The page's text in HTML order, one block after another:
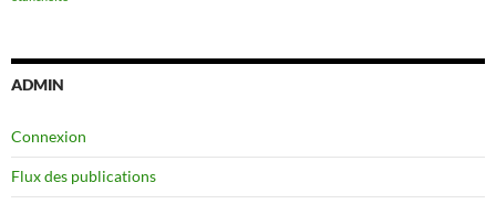
ADMIN
Connexion
Flux des publications